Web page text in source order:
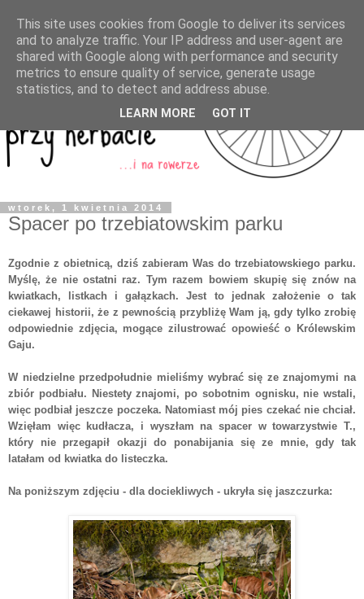
wtorek, 1 kwietnia 2014
Spacer po trzebiatowskim parku
Zgodnie z obietnicą, dziś zabieram Was do trzebiatowskiego parku.
Myślę, że nie ostatni raz. Tym razem bowiem skupię się znów na
kwiatkach, listkach i gałązkach. Jest to jednak założenie o tak
ciekawej historii, że z pewnością przybliżę Wam ją, gdy tylko zrobię
odpowiednie zdjęcia, mogące zilustrować opowieść o Królewskim
Gaju.
W niedzielne przedpołudnie mieliśmy wybrać się ze znajomymi na
zbiór podbiału. Niestety znajomi, po sobotnim ognisku, nie wstali,
więc podbiał jeszcze poczeka. Natomiast mój pies czekać nie chciał.
Wzięłam więc kudłacza, i wyszłam na spacer w towarzystwie T.,
który nie przegapił okazji do ponabijania się ze mnie, gdy tak
latałam od kwiatka do listeczka.
Na poniższym zdjęciu - dla dociekliwych - ukryła się jaszczurka:
This site uses cookies from Google to deliver its services
and to analyze traffic. Your IP address and user-agent are
shared with Google along with performance and security
metrics to ensure quality of service, generate usage
statistics, and to detect and address abuse.
LEARN MORE GOT IT